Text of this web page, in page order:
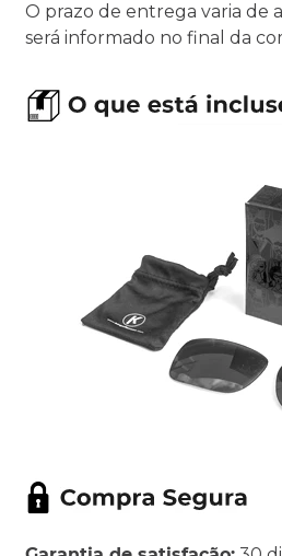
O prazo de entrega varia de
será informado no final da